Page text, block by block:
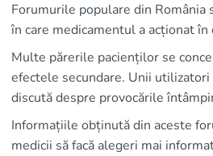
Forumurile populare din
în care medicamentul a acționat în
Multe părerile pacienților se
efectele secundare. Unii
discută despre provocările
Informațiile obținută din aceste
medicii să facă alegeri mai